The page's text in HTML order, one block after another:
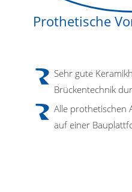
Prothetische
Sehr gute
Brückentechnik
Alle prothetischen
auf einer